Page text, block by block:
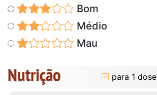
Bom
Médio
Mau
Nutrição para 1 dose